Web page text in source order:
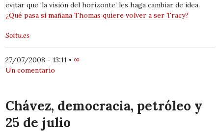
evitar que ‘la visión del horizonte’ les haga cambiar de idea.
¿Qué pasa si mañana Thomas quiere volver a ser Tracy?
Soitu.es
27/07/2008 - 13:11 • ∞
Un comentario
Chávez, democracia, petróleo y
25 de julio